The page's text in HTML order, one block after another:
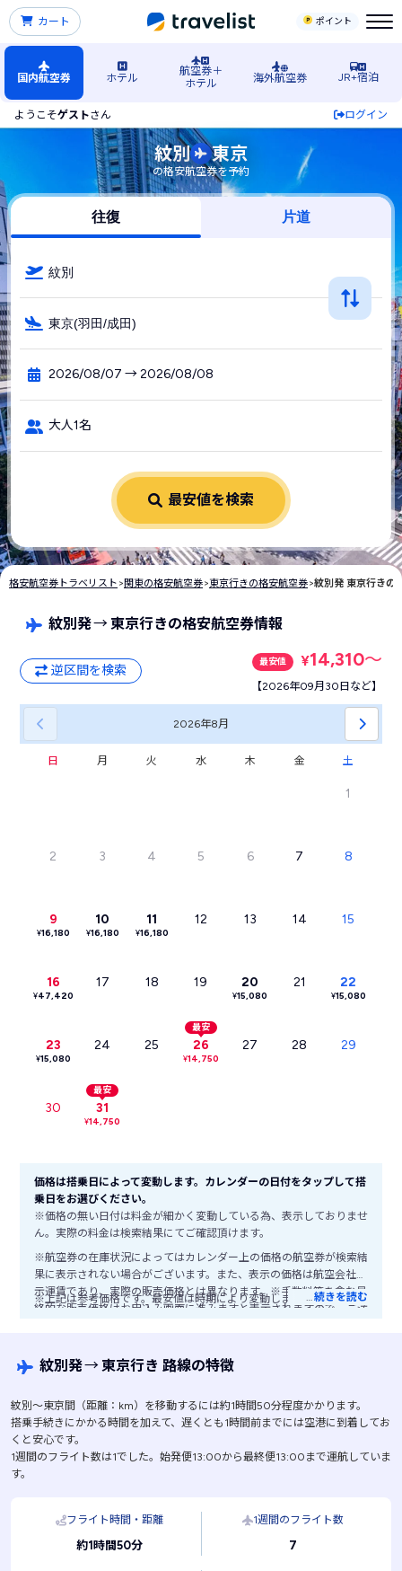
ポイント
カート
国内航空券 ホテル
航空券＋
ホテル
海外航空券 JR+宿泊
ようこそゲストさん ログイン
紋別空港発→東京行きの格安航空券・飛行機・LCC予約
紋別 東京
の格安航空券を予約
往復 片道
紋別
東京(羽田/成田)
2026/08/07 → 2026/08/08
大人1名
最安値を検索
格安航空券トラベリスト > 関東の格安航空券>東京行きの格安航空券>紋別発 東京行きの
紋別発→東京行きの格安航空券情報
逆区間を検索
最安値 ¥14,310〜
【2026年09月30日など】
2026年8月
日 月 火 水 木 金 土
1
2 3 4 5 6 7 8
9
¥16,180
10
¥16,180
11
¥16,180
12 13 14 15
16
¥47,420
17 18 19 20
¥15,080
21 22
¥15,080
23
¥15,080
24 25
最安
26
¥14,750
27 28 29
30
最安
31
¥14,750
価格は搭乗日によって変動します。カレンダーの日付をタップして搭
乗日をお選びください。
※価格の無い日付は料金が細かく変動している為、表示しておりませ
ん。実際の料金は検索結果にてご確認頂けます。
※航空券の在庫状況によってはカレンダー上の価格の航空券が検索結
果に表示されない場合がございます。また、表示の価格は航空会社公
示運賃であり、実際の販売価格とは異なります。※手数料等を含む最
終的な販売価格はお申込み画面に進みますと表示されますので、ご注
※上記は参考価格です。最安値は時期により変動します。
…続きを読む
紋別発→東京行き 路線の特徴
紋別〜東京間（距離：km）を移動するには約1時間50分程度かかります。
搭乗手続きにかかる時間を加えて、遅くとも1時間前までには空港に到着してお
くと安心です。
1週間のフライト数は1でした。始発便13:00から最終便13:00まで運航していま
す。
フライト時間・距離
約1時間50分
1週間のフライト数
7